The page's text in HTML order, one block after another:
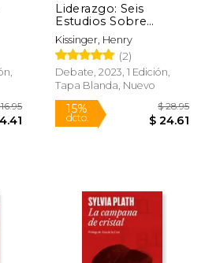
$ 24.03 40%
Liderazgo: Seis
Estudios Sobre
Estrategia Mundial
Kissinger, Henry
(2)
Debate, 2023, 1 Edición,
Tapa Blanda, Nuevo